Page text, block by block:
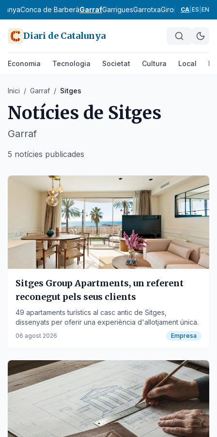
Conca de BarberàGarrafGarriguesGarrotxaGironèsLluçanès
CA ES EN
Diari de Catalunya
Economia Tecnologia Societat Cultura Local
Inici / Garraf / Sitges
Notícies de Sitges
Garraf
5 notícies publicades
Sitges Group Apartments, un referent
reconegut pels seus clients
49 apartaments turístics al casc antic de Sitges,
dissenyats per oferir una experiència d'allotjament única.
06 agost 2026 Empresa